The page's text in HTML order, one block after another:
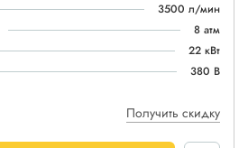
3500 л/мин
8 атм
22 кВт
380 В
Получить скидку